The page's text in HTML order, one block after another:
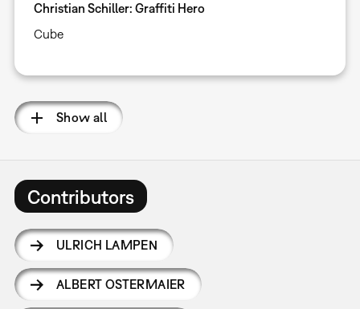
Christian Schiller: Graffiti Hero
Cube
Show all
Contributors
ULRICH LAMPEN
ALBERT OSTERMAIER